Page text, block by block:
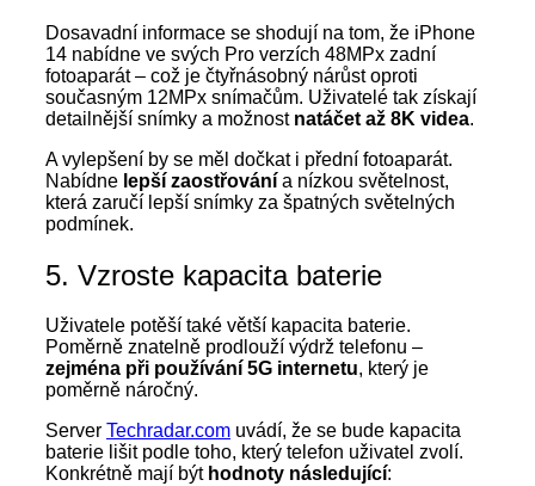
Dosavadní informace se shodují na tom, že iPhone
14 nabídne ve svých Pro verzích 48MPx zadní
fotoaparát – což je čtyřnásobný nárůst oproti
současným 12MPx snímačům. Uživatelé tak získají
detailnější snímky a možnost natáčet až 8K videa.
A vylepšení by se měl dočkat i přední fotoaparát.
Nabídne lepší zaostřování a nízkou světelnost,
která zaručí lepší snímky za špatných světelných
podmínek.
5. Vzroste kapacita baterie
Uživatele potěší také větší kapacita baterie.
Poměrně znatelně prodlouží výdrž telefonu –
zejména při používání 5G internetu, který je
poměrně náročný.
Server Techradar.com uvádí, že se bude kapacita
baterie lišit podle toho, který telefon uživatel zvolí.
Konkrétně mají být hodnoty následující: